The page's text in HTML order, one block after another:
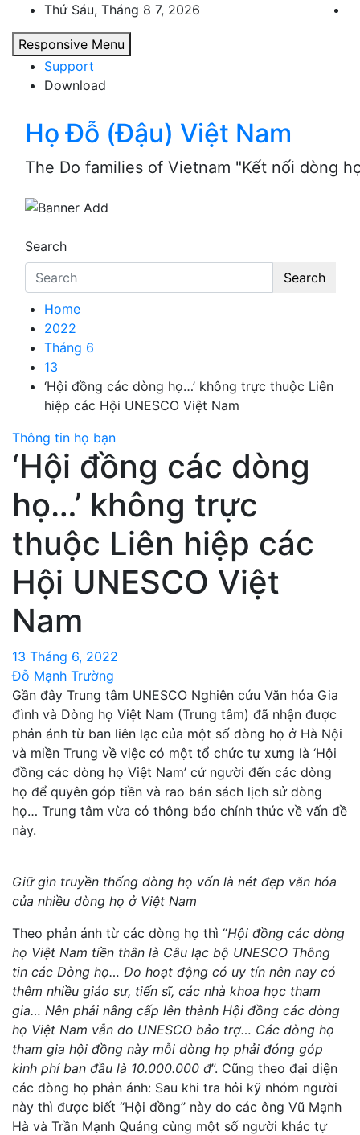
content
Thứ Sáu, Tháng 8 7, 2026
Responsive Menu
Support
Download
Họ Đỗ (Đậu) Việt Nam
The Do families of Vietnam "Kết nối dòng
Search
Search
Home
2022
Tháng 6
13
‘Hội đồng các dòng họ…’ không trực thuộc Liên
hiệp các Hội UNESCO Việt Nam
Thông tin họ bạn
‘Hội đồng các dòng
họ…’ không trực
thuộc Liên hiệp các
Hội UNESCO Việt
Nam
13 Tháng 6, 2022
Đỗ Mạnh Trường
Gần đây Trung tâm UNESCO Nghiên cứu Văn hóa Gia
đình và Dòng họ Việt Nam (Trung tâm) đã nhận được
phản ánh từ ban liên lạc của một số dòng họ ở Hà Nội
và miền Trung về việc có một tổ chức tự xưng là ‘Hội
đồng các dòng họ Việt Nam’ cử người đến các dòng
họ để quyên góp tiền và rao bán sách lịch sử dòng
họ… Trung tâm vừa có thông báo chính thức về vấn đề
này.
Giữ gìn truyền thống dòng họ vốn là nét đẹp văn hóa
của nhiều dòng họ ở Việt Nam
Theo phản ánh từ các dòng họ thì “Hội đồng các dòng
họ Việt Nam tiền thân là Câu lạc bộ UNESCO Thông
tin các Dòng họ… Do hoạt động có uy tín nên nay có
thêm nhiều giáo sư, tiến sĩ, các nhà khoa học tham
gia… Nên phải nâng cấp lên thành Hội đồng các dòng
họ Việt Nam vẫn do UNESCO bảo trợ… Các dòng họ
tham gia hội đồng này mỗi dòng họ phải đóng góp
kinh phí ban đầu là 10.000.000 đ”. Cũng theo đại diện
các dòng họ phản ánh: Sau khi tra hỏi kỹ nhóm người
này thì được biết “Hội đồng” này do các ông Vũ Mạnh
Hà và Trần Mạnh Quảng cùng một số người khác tự